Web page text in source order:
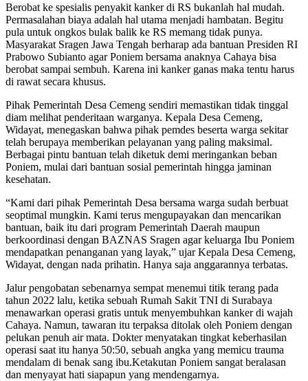
Berobat ke spesialis penyakit kanker di RS bukanlah hal mudah.
Permasalahan biaya adalah hal utama menjadi hambatan. Begitu
pula untuk ongkos bulak balik ke RS memang tidak punya.
Masyarakat Sragen Jawa Tengah berharap ada bantuan Presiden RI
Prabowo Subianto agar Poniem bersama anaknya Cahaya bisa
berobat sampai sembuh. Karena ini kanker ganas maka tentu harus
di rawat secara khusus.
Pihak Pemerintah Desa Cemeng sendiri memastikan tidak tinggal
diam melihat penderitaan warganya. Kepala Desa Cemeng,
Widayat, menegaskan bahwa pihak pemdes beserta warga sekitar
telah berupaya memberikan pelayanan yang paling maksimal.
Berbagai pintu bantuan telah diketuk demi meringankan beban
Poniem, mulai dari bantuan sosial pemerintah hingga jaminan
kesehatan.
“Kami dari pihak Pemerintah Desa bersama warga sudah berbuat
seoptimal mungkin. Kami terus mengupayakan dan mencarikan
bantuan, baik itu dari program Pemerintah Daerah maupun
berkoordinasi dengan BAZNAS Sragen agar keluarga Ibu Poniem
mendapatkan penanganan yang layak,” ujar Kepala Desa Cemeng,
Widayat, dengan nada prihatin. Hanya saja anggarannya terbatas.
Jalur pengobatan sebenarnya sempat menemui titik terang pada
tahun 2022 lalu, ketika sebuah Rumah Sakit TNI di Surabaya
menawarkan operasi gratis untuk menyembuhkan kanker di wajah
Cahaya. Namun, tawaran itu terpaksa ditolak oleh Poniem dengan
pelukan penuh air mata. Dokter menyatakan tingkat keberhasilan
operasi saat itu hanya 50:50, sebuah angka yang memicu trauma
mendalam di benak sang ibu.Ketakutan Poniem sangat beralasan
dan menyayat hati siapapun yang mendengarnya.